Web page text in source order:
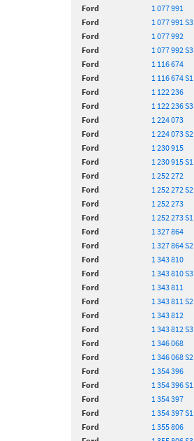
Ford
1 077 991
Ford
1 077 991 S3
Ford
1 077 992
Ford
1 077 992 S3
Ford
1 116 674
Ford
1 116 674 S1
Ford
1 122 236
Ford
1 122 236 S3
Ford
1 224 073
Ford
1 224 073 S2
Ford
1 230 915
Ford
1 230 915 S1
Ford
1 252 272
Ford
1 252 272 S2
Ford
1 252 273
Ford
1 252 273 S1
Ford
1 327 864
Ford
1 327 864 S2
Ford
1 343 810
Ford
1 343 810 S3
Ford
1 343 811
Ford
1 343 811 S2
Ford
1 343 812
Ford
1 343 812 S3
Ford
1 346 068
Ford
1 346 068 S2
Ford
1 354 396
Ford
1 354 396 S1
Ford
1 354 397
Ford
1 354 397 S1
Ford
1 355 806